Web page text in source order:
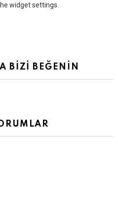
widget settings.
BİZİ BEĞENİN